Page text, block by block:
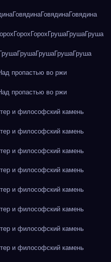
ГовядинаГовядинаГовядина
Горох Горох ГрушаГрушаГруша
ГрушаГрушаГрушаГруша
пропастью во ржи
пропастью во ржи
и философский камень
и философский камень
и философский камень
и философский камень
и философский камень
и философский камень
и философский камень
и философский камень